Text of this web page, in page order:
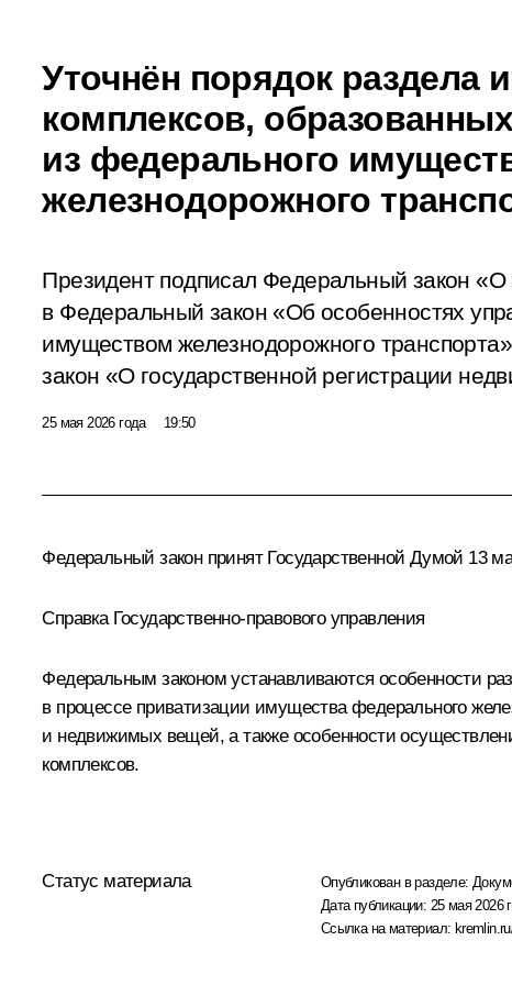
Уточнён порядок раздела
комплексов, образованных
из федерального
железнодорожного
Президент подписал Федеральный закон
в Федеральный закон «Об особенностях
имуществом железнодорожного
закон «О государственной регистрации
25 мая 2026 года 19:50
Федеральный закон принят Государственной Думой 13
Справка Государственно-правового управления
Федеральным законом устанавливаются особенности
в процессе приватизации имущества федерального
и недвижимых вещей, а также особенности
комплексов.
Статус материала Опубликован в разделе:
Дата публикации: 25 мая 2026
Ссылка на материал: